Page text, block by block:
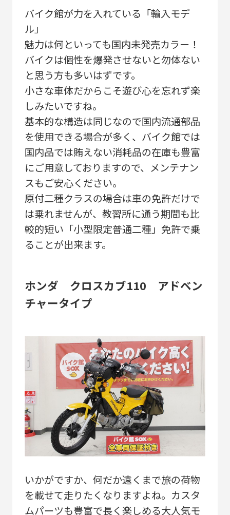
バイク館が力を入れている「輸入モデ
ル」
魅力は何といっても国内未発売カラー！
バイクは個性を爆発させないと勿体ない
と思う方も多いはずです。
小さな車体だからこそ遊び心を忘れず楽
しみたいですね。
基本的な構造は同じなので国内流通部品
を使用できる場合が多く、バイク館では
国内品では賄えない消耗品の在庫も豊富
にご用意しておりますので、メンテナン
スもご安心ください。
原付二種クラスの場合は車の免許だけで
は乗れませんが、教習所に通う期間も比
較的短い「小型限定普通二種」免許で乗
ることが出来ます。
ホンダ クロスカブ110 アドベン
チャータイプ
いかがですか、何だか遠くまで旅の荷物
を載せて走りたくなりますよね。カスタ
ムパーツも豊富で長く楽しめる大人気モ